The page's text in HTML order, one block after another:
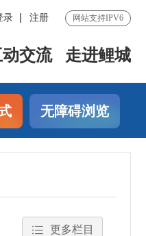
录 注册 网站支持IPV6
交流 走进鲤城
无障碍浏览
更多栏目